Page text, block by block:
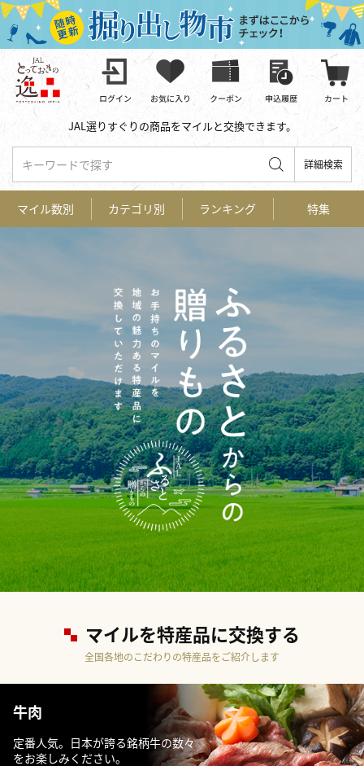
JAL選りすぐりの商品をマイルと交換できます。
キーワードで探す 詳細検索
マイルを特産品に交換する
全国各地のこだわりの特産品をご紹介します
牛肉
定番人気。日本が誇る銘柄牛の数々
をお楽しみください。
マイル数別 カテゴリ別 ランキング 特集